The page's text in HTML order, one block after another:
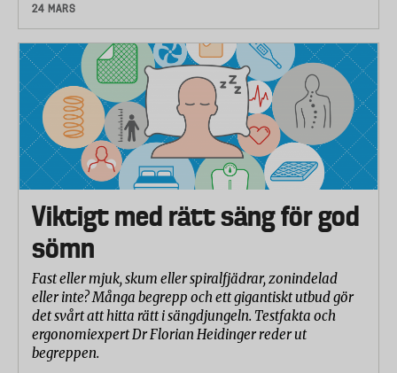
24 MARS
Viktigt med rätt säng för god
sömn
Fast eller mjuk, skum eller spiralfjädrar, zonindelad
eller inte? Många begrepp och ett gigantiskt utbud gör
det svårt att hitta rätt i sängdjungeln. Testfakta och
ergonomiexpert Dr Florian Heidinger reder ut
begreppen.